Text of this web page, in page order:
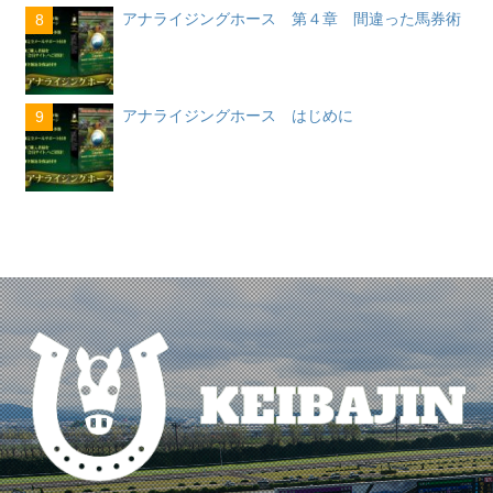
8 アナライジングホース 第４章 間違った馬券術
9 アナライジングホース はじめに